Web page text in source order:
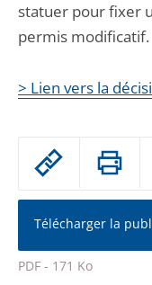
Passer
partage
de
l'article
pour
Télécharger la
PDF - 171 Ko
statuer pour fixer
permis modificatif.
> Lien vers la